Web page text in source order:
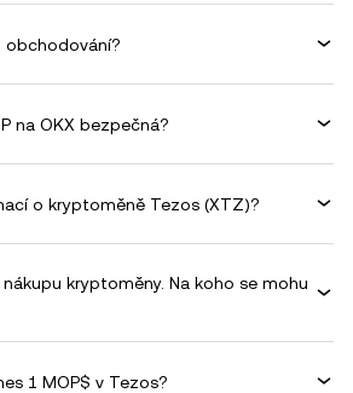
obchodování?
na OKX bezpečná?
o kryptoměně Tezos (XTZ)?
kryptoměny. Na koho se mohu
1 MOP$ v Tezos?